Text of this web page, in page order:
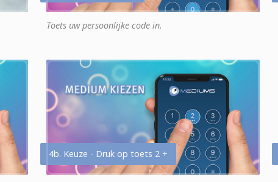
Toets uw persoonlijke code in.
4b. Keuze - Druk op toets 2 +